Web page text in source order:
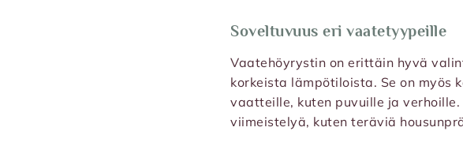
Soveltuvuus eri vaatetyypeille
Vaatehöyrystin on erittäin hyvä
korkeista lämpötiloista. Se on
vaatteille, kuten puvuille ja
viimeistelyä, kuten teräviä